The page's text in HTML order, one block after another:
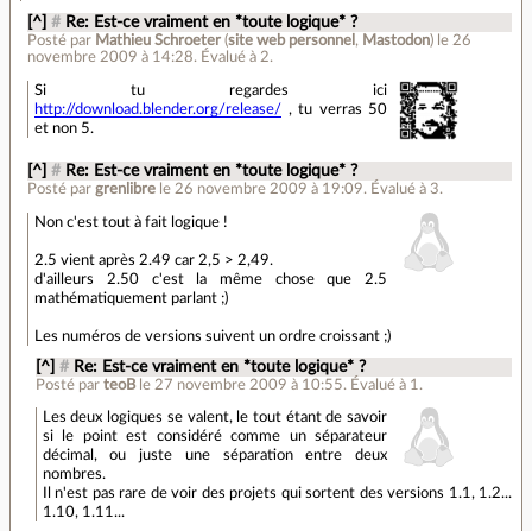
[^] # Re: Est-ce vraiment en *toute logique* ?
Posté par Mathieu Schroeter (site web personnel , Mastodon) le 26
novembre 2009 à 14:28. Évalué à 2.
Si tu regardes ici
http://download.blender.org/release/
, tu verras 50
et non 5.
[^] # Re: Est-ce vraiment en *toute logique* ?
Posté pargrenlibre le 26 novembre 2009 à 19:09. Évalué à 3.
Non c'est tout à fait logique !
2.5 vient après 2.49 car 2,5 > 2,49.
d'ailleurs 2.50 c'est la même chose que 2.5
mathématiquement parlant ;)
Les numéros de versions suivent un ordre croissant ;)
[^] # Re: Est-ce vraiment en *toute logique* ?
Posté par teoB le 27 novembre 2009 à 10:55. Évalué à 1 .
Les deux logiques se valent, le tout étant de savoir
si le point est considéré comme un séparateur
décimal, ou juste une séparation entre deux
nombres.
Il n'est pas rare de voir des projets qui sortent des versions 1.1, 1.2...
1.10, 1.11...